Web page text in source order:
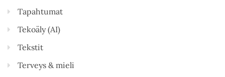
Tapahtumat
Tekoäly (AI)
Tekstit
Terveys & mieli